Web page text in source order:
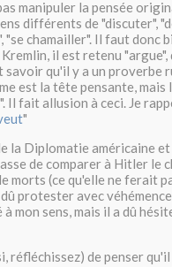
manipuler la pensée
différents de "discuter",
"se chamailler". Il faut donc
il est retenu "argue",
qu'il y a un proverbe
est la tête pensante, mais
fait allusion à ceci. Je
"
la Diplomatie américaine
de comparer à Hitler le
morts (ce qu'elle ne ferait
protester avec
mon sens, mais il a dû
réfléchissez) de penser